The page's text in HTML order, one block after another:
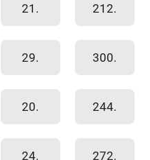
21. 212.
29. 300.
20. 244.
24. 272.